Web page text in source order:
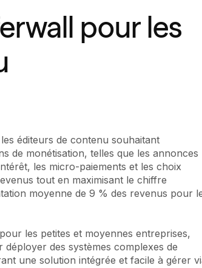
pour les
éditeurs de contenu souhaitant
de monétisation, telles que les annonces
les micro-paiements et les choix
tout en maximisant le chiffre
moyenne de 9 % des revenus pour
les petites et moyennes entreprises,
des systèmes complexes de
une solution intégrée et facile à gérer